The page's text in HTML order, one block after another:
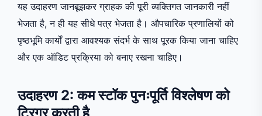
यह उदाहरण जानबूझकर ग्राहक की पूरी व्यक्तिगत जानकारी नहीं
भेजता है, न ही यह सीधे पत्र भेजता है। औपचारिक प्रणालियों को
पृष्ठभूमि कार्यों द्वारा आवश्यक संदर्भ के साथ पूरक किया जाना चाहिए
और एक ऑडिट प्रक्रिया को बनाए रखना चाहिए।
उदाहरण 2: कम स्टॉक पुनःपूर्ति विश्लेषण को